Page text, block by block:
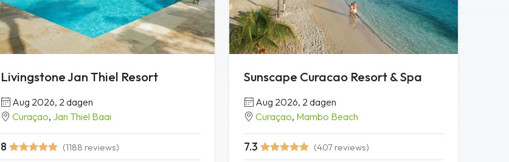
Livingstone Jan Thiel Resort
Aug 2026, 2 dagen
Curaçao, Jan Thiel Baai
8 (1188 reviews)
Sunscape Curacao Resort & Spa
Aug 2026, 2 dagen
Curaçao, Mambo Beach
7.3 (407 reviews)